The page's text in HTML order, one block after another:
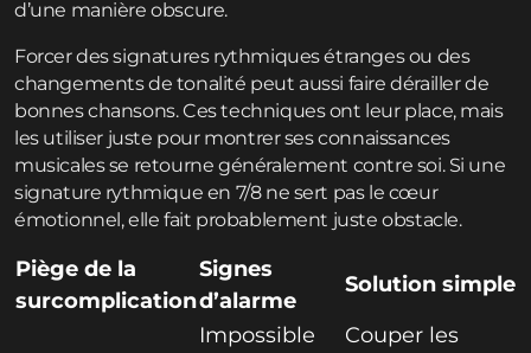
d’une manière obscure.
Forcer des signatures rythmiques étranges ou des
changements de tonalité peut aussi faire dérailler de
bonnes chansons. Ces techniques ont leur place, mais
les utiliser juste pour montrer ses connaissances
musicales se retourne généralement contre soi. Si une
signature rythmique en 7/8 ne sert pas le cœur
émotionnel, elle fait probablement juste obstacle.
Piège de la
surcomplication
Signes
d’alarme
Solution simple
Impossible
Couper les